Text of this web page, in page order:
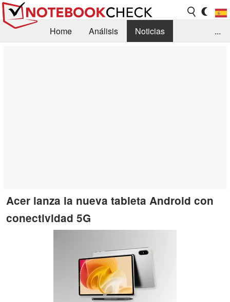
Home Análisis
Noticias
...
Acer lanza la nueva tableta Android con
conectividad 5G